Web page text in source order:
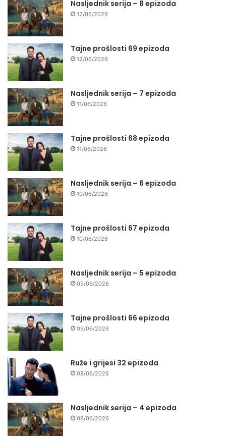
Nasljednik serija – 8 epizoda
12/06/2026
Tajne prošlosti 69 epizoda
12/06/2026
Nasljednik serija – 7 epizoda
11/06/2026
Tajne prošlosti 68 epizoda
11/06/2026
Nasljednik serija – 6 epizoda
10/06/2026
Tajne prošlosti 67 epizoda
10/06/2026
Nasljednik serija – 5 epizoda
09/06/2026
Tajne prošlosti 66 epizoda
09/06/2026
Ruže i grijesi 32 epizoda
08/06/2026
Nasljednik serija – 4 epizoda
08/06/2026